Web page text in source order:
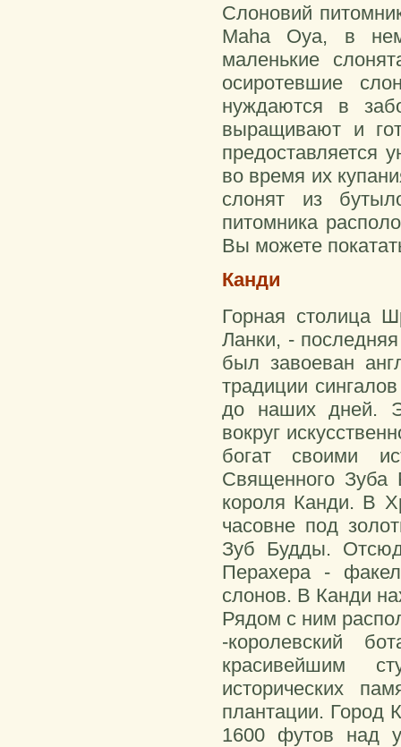
Слоновий
Maha Oya, в
маленькие
осиротевшие
нуждаются в
выращивают и
предоставляется
во время их
слонят из
питомника
Вы можете
Канди
Горная столица
Ланки, -
был завоеван
традиции
до наших дней.
вокруг
богат своими
Священного Зуба
короля Канди. В
часовне под
Зуб Будды.
Перахера -
слонов. В Канди
Рядом с ним
-королевский
красивейшим
исторических
плантации. Город
1600 футов над